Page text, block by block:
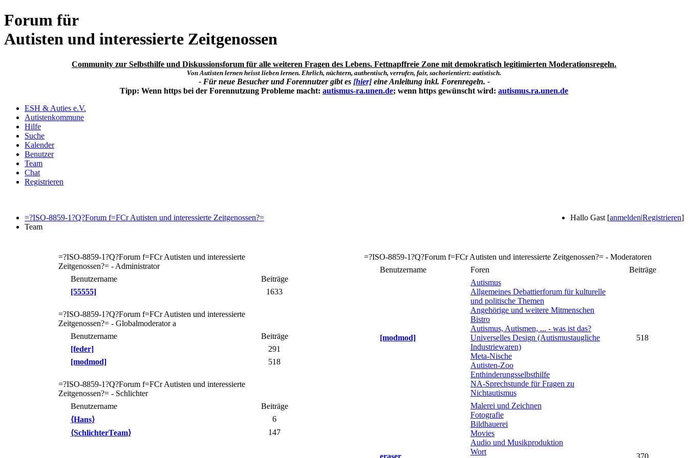
Forum für
Autisten und interessierte Zeitgenossen
Community zur Selbsthilfe und Diskussionsforum für alle weiteren Fragen des Lebens. Fettnapffreie Zone mit demokratisch legitimierten Moderationsregeln.
Von Autisten lernen heisst lieben lernen. Ehrlich, nüchtern, authentisch, verrufen, fair, sachorientiert: autistisch.
- Für neue Besucher und Forennutzer gibt es [hier]eine Anleitung inkl. Forenregeln. -
Tipp: Wenn https bei der Forennutzung Probleme macht: autismus-ra.unen.de; wenn https gewünscht wird: autismus.ra.unen.de
ESH & Auties e.V.
Autistenkommune
Hilfe
Suche
Kalender
Benutzer
Team
Chat
Registrieren
Hallo Gast [anmelden|Registrieren]
=?ISO-8859-1?Q?Forum f=FCr Autisten und interessierte Zeitgenossen?=
Team
=?ISO-8859-1?Q?Forum f=FCr Autisten und interessierte
Zeitgenossen?= - Administrator
Benutzername
Beiträge
[55555]
1633
=?ISO-8859-1?Q?Forum f=FCr Autisten und interessierte
Zeitgenossen?= - Globalmoderator a
Benutzername
Beiträge
[feder]
291
[modmod]
518
=?ISO-8859-1?Q?Forum f=FCr Autisten und interessierte
Zeitgenossen?= - Schlichter
Benutzername
Beiträge
⟨Hans⟩
6
⟨SchlichterTeam⟩
147
=?ISO-8859-1?Q?Forum f=FCr Autisten und interessierte Zeitgenossen?= - Moderatoren
Benutzername
Foren Beiträge
[modmod]
Autismus
Allgemeines Debattierforum für kulturelle
und politische Themen
Angehörige und weitere Mitmenschen
Bistro
Autismus, Autismen, ... - was ist das?
Universelles Design (Autismustaugliche
Industriewaren)
Meta-Nische
Autisten-Zoo
Enthinderungsselbsthilfe
NA-Sprechstunde für Fragen zu
Nichtautismus
518
eraser
Malerei und Zeichnen
Fotografie
Bildhauerei
Movies
Audio und Musikproduktion
Wort
370